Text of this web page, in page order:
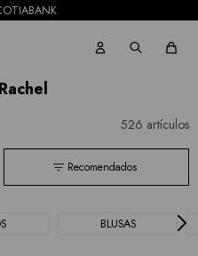
526 artículos
Recomendados
BLUSAS